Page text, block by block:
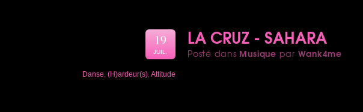
LA CRUZ - SAHARA
Posté dans Musique par Wank4me
19
JUIL.
Danse (H)ardeur(s) Attitude